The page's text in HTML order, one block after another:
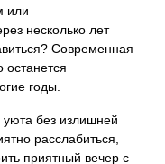
или
несколько лет
Современная
останется
годы.
без излишней
расслабиться,
приятный вечер с